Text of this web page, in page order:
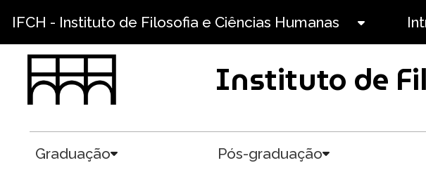
IFCH - Instituto de Filosofia e Ciências Humanas
Instituto de
Graduação Pós-graduação